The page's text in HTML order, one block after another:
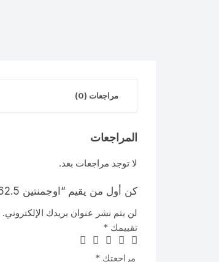
مراجعات (0)
المراجعات
لا توجد مراجعات بعد.
كن أول من يقيم “اوجمنتين 62.5 مل جم / مل اطفال 20 مل نقط”
لن يتم نشر عنوان بريدك الإلكتروني.
تقييمك *
مراجعتك *